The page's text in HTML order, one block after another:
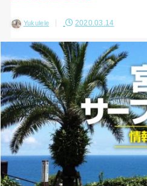
Yukulele 2020.03.14